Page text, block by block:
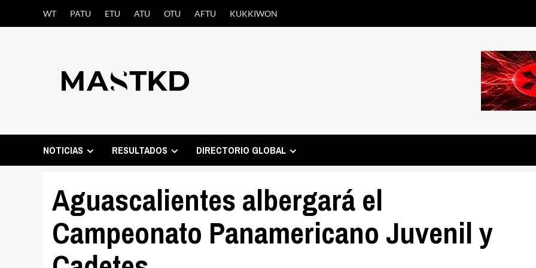
WT PATU ETU ATU OTU AFTU KUKKIWON
NOTICIAS RESULTADOS DIRECTORIO GLOBAL
Aguascalientes albergará el
Campeonato Panamericano Juvenil y